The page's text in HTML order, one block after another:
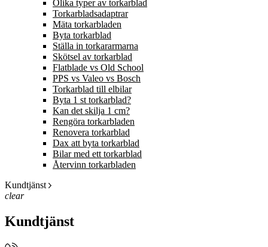
Olika typer av torkarblad
Torkarbladsadaptrar
Mäta torkarbladen
Byta torkarblad
Ställa in torkararmarna
Skötsel av torkarblad
Flatblade vs Old School
PPS vs Valeo vs Bosch
Torkarblad till elbilar
Byta 1 st torkarblad?
Kan det skilja 1 cm?
Rengöra torkarbladen
Renovera torkarblad
Dax att byta torkarblad
Bilar med ett torkarblad
Återvinn torkarbladen
Kundtjänst
clear
Kundtjänst